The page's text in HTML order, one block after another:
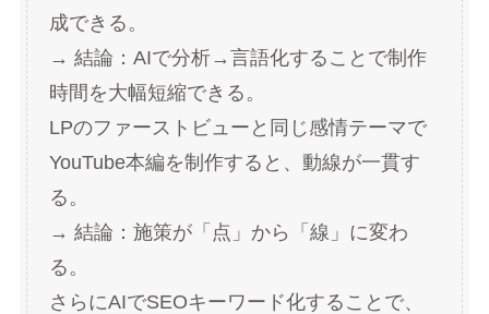
成できる。
→ 結論：AIで分析→言語化することで制作
時間を大幅短縮できる。
LPのファーストビューと同じ感情テーマで
YouTube本編を制作すると、動線が一貫す
る。
→ 結論：施策が「点」から「線」に変わ
る。
さらにAIでSEOキーワード化することで、